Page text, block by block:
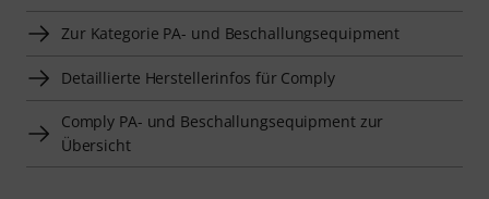
Zur Kategorie PA- und Beschallungsequipment
Detaillierte Herstellerinfos für Comply
Comply PA- und Beschallungsequipment zur
Übersicht